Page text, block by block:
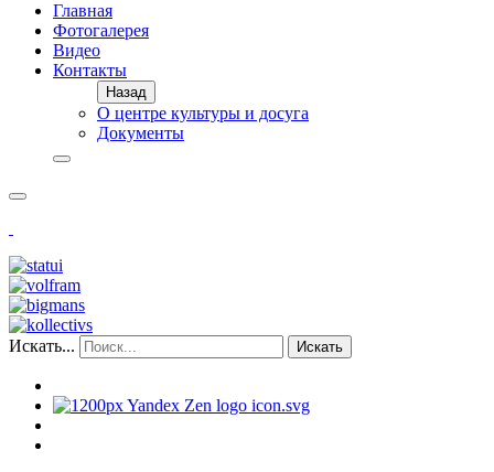
Главная
Фотогалерея
Видео
Контакты
Назад
О центре культуры и досуга
Документы
Искать... Искать